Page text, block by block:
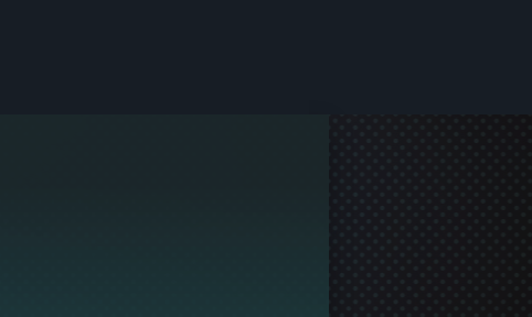
een profiel te maken en deel te nemen aan de